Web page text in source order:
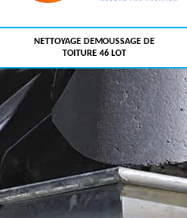
NETTOYAGE DEMOUSSAGE DE
TOITURE 46 LOT